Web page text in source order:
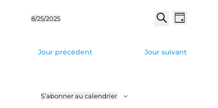
de
de
Jour
8/25/2025
date.
Jour précédent Jour suivant
S’abonner au calendrier